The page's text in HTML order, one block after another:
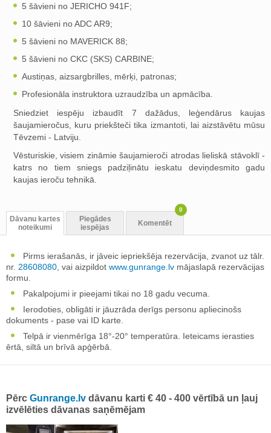
5 šāvieni no JERICHO 941F;
10 šāvieni no ADC AR9;
5 šāvieni no MAVERICK 88;
5 šāvieni no CKC (SKS) CARBINE;
Austiņas, aizsargbrilles, mērķi, patronas;
Profesionāla instruktora uzraudzība un apmācība.
Sniedziet iespēju izbaudīt 7 dažādus, leģendārus kaujas
šaujamieročus, kuru priekšteči tika izmantoti, lai aizstāvētu mūsu
Tēvzemi - Latviju.
Vēsturiskie, visiem zināmie šaujamieroči atrodas lieliskā stāvoklī -
katrs no tiem sniegs padziļinātu ieskatu deviņdesmito gadu
kaujas ieroču tehnikā.
Dāvanu kartes
noteikumi
Piegādes
iespējas
Komentēt
0
Pirms ierašanās, ir jāveic iepriekšēja rezervācija, zvanot uz tālr.
nr. 28608080 , vai aizpildot www.gunrange.lv mājaslapā rezervācijas
formu.
Pakalpojumi ir pieejami tikai no 18 gadu vecuma.
Ierodoties, obligāti ir jāuzrāda derīgs personu apliecinošs
dokuments - pase vai ID karte.
Telpā ir vienmērīga 18°-20° temperatūra. Ieteicams ierasties
ērtā, siltā un brīvā apģērbā.
Pērc Gunrange.lv dāvanu karti € 40 - 400 vērtībā un ļauj
izvēlēties dāvanas saņēmējam